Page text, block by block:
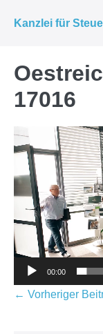
InhaltKanzlei für
17016
Video-
Player
00:00
← Vorheriger